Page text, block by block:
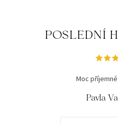
POSLEDNÍ
Moc
Pavla